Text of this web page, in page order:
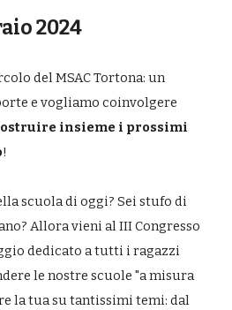
2024
del MSAC Tortona: un
e vogliamo coinvolgere
insieme i prossimi
!
scuola di oggi? Sei stufo di
Allora vieni al III Congresso
dedicato a tutti i ragazzi
le nostre scuole "a misura
la tua su tantissimi temi: dal